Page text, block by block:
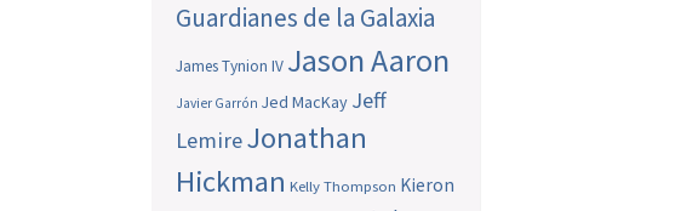
Guardianes de la Galaxia
James Tynion IV Jason Aaron
Javier Garrón Jed MacKay Jeff
LemireJonathan
Hickman Kelly Thompson Kieron